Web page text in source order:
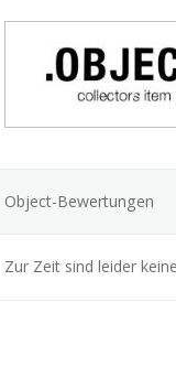
Object-Bewertungen
Zur Zeit sind leider